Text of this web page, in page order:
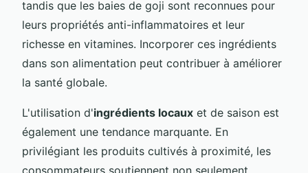
tandis que les baies de goji sont reconnues pour
leurs propriétés anti-inflammatoires et leur
richesse en vitamines. Incorporer ces ingrédients
dans son alimentation peut contribuer à améliorer
la santé globale.
L'utilisation d'ingrédients locaux et de saison est
également une tendance marquante. En
privilégiant les produits cultivés à proximité, les
consommateurs soutiennent non seulement